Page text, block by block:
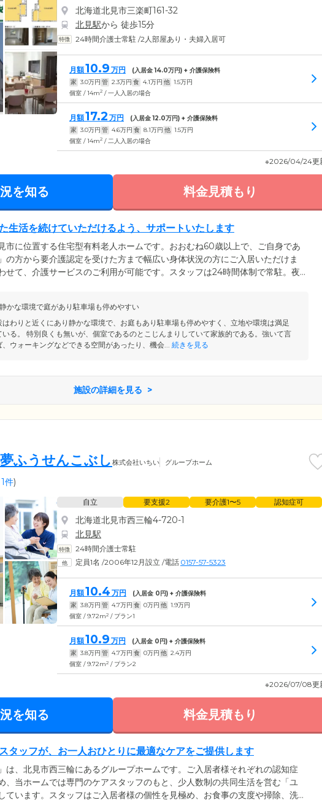
北海道北見市三楽町161-32
北見駅から 徒歩15分
24時間介護士常駐 /2人部屋あり・夫婦入居可
月額10.9 万円 (入居金14.0万円) + 介護保険料
家 3.0万円 管 2.3万円 食 4.1万円 他 1.5万円
個室 / 14m2 / 一人入居の場合
月額17.2 万円 (入居金12.0万円) + 介護保険料
家 3.0万円 管 4.6万円 食 8.1万円 他 1.5万円
個室 / 14m2 / 二人入居の場合
※2026/04/24更
を知る 料金見積もり
生活を続けていただけるよう、サポートいたします
市に位置する住宅型有料老人ホームです。おおむね60歳以上で、ご自身であ
の方から要介護認定を受けた方まで幅広い身体状況の方にご入居いただけま
せて、介護サービスのご利用が可能です。スタッフは24時間体制で常駐。夜
住み慣れた地域でできるだけ自立した生活を続けていただけるようにサービ
す。
静かな環境で庭があり駐車場も停めやすい
はわりと近くにあり静かな環境で、お庭もあり駐車場も停めやすく、立地や環境は満足
いる。 特別良くも無いが、個室であるのとこじんまりしていて家族的である。強いて言
、ウォーキングなどできる空間があったり、機会...
続きを見る
施設の詳細を見る
ふうせんこぶし 株式会社いちい グループホーム
件)
自立 要支援2 要介護1〜5 認知症可
北海道北見市西三輪4-720-1
北見駅
24時間介護士常駐
定員1名 /2006年12月設立 /電話 0157-57-5323
月額10.4 万円 (入居金 0 円) + 介護保険料
家 3.8万円 管 4.7万円 食 0万円 他 1.9万円
個室 / 9.72m2 / プラン1
月額10.9 万円 (入居金 0 円) + 介護保険料
家 3.8万円 管 4.7万円 食 0万円 他 2.4万円
個室 / 9.72m2 / プラン2
※2026/07/08更
を知る 料金見積もり
タッフが、お一人おひとりに最適なケアをご提供します
は、北見市西三輪にあるグループホームです。ご入居者様それぞれの認知症
、当ホームでは専門のケアスタッフのもと、少人数制の共同生活を営む「ユ
ています。スタッフはご入居者様の個性を見極め、お食事の支度や掃除、洗